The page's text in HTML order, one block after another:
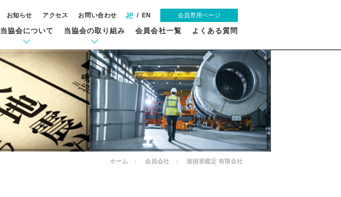
当協会について 当協会の取り組み 会員会社一覧 よくある質問
お知らせ アクセス お問い合わせ JP EN 会員専用ページ
ホーム 会員会社 湊損害鑑定 有限会社